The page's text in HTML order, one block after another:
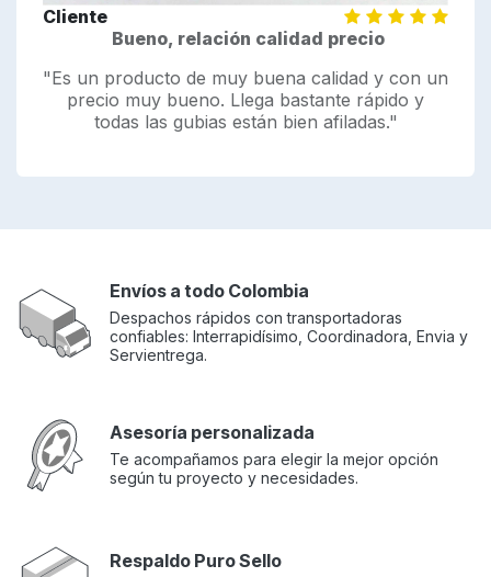
Cliente
Bueno, relación calidad precio
"Es un producto de muy buena calidad y con un
precio muy bueno. Llega bastante rápido y
todas las gubias están bien afiladas."
Envíos a todo Colombia
Despachos rápidos con transportadoras
confiables: Interrapidísimo, Coordinadora, Envia y
Servientrega.
Asesoría personalizada
Te acompañamos para elegir la mejor opción
según tu proyecto y necesidades.
Respaldo Puro Sello